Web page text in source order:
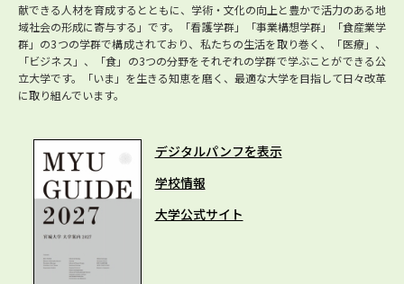
献できる人材を育成するとともに、学術・文化の向上と豊かで活力のある地
域社会の形成に寄与する」です。「看護学群」「事業構想学群」「食産業学
群」の3つの学群で構成されており、私たちの生活を取り巻く、「医療」、
「ビジネス」、「食」の3つの分野をそれぞれの学群で学ぶことができる公
立大学です。「いま」を生きる知恵を磨く、最適な大学を目指して日々改革
に取り組んでいます。
デジタルパンフを表示
学校情報
大学公式サイト